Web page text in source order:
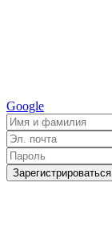
Google
Зарегистрироваться